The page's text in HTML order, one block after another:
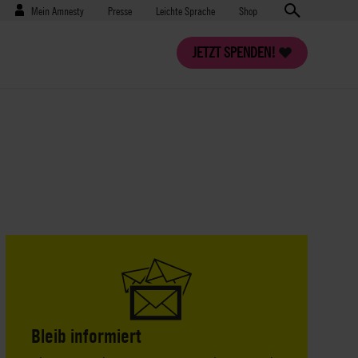
Benutzermenü
Mein Amnesty Presse
Presse Leichte Sprache Shop
JETZT SPENDEN!
Bleib informiert